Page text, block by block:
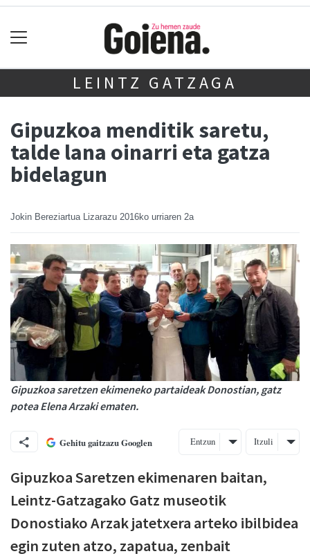
LEINTZ GATZAGA
Gipuzkoa menditik saretu,
talde lana oinarri eta gatza
bidelagun
Jokin Bereziartua Lizarazu 2016ko urriaren 2a
Gipuzkoa saretzen ekimeneko partaideak Donostian, gatz
potea Elena Arzaki ematen.
Gehitu gaitzazu Googlen Entzun Itzuli
Gipuzkoa Saretzen ekimenaren baitan,
Leintz-Gatzagako Gatz museotik
Donostiako Arzak jatetxera arteko ibilbidea
egin zuten atzo, zapatua, zenbait